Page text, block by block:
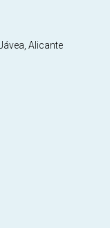
Alicante